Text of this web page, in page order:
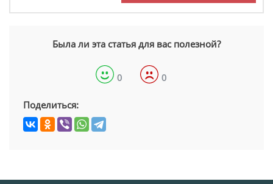
Была ли эта статья для вас полезной?
0 0
Поделиться: